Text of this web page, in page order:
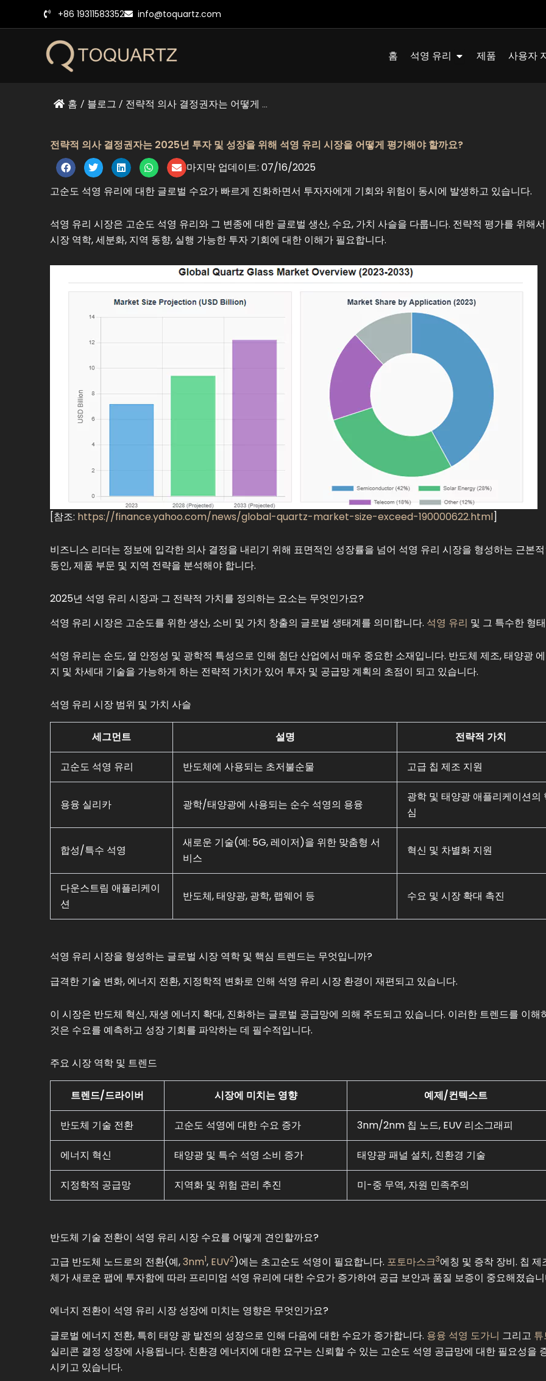
+86 19311583352 info@toquartz.com
홈 석영 유리 Quartz Glass 열기
제품 사용자
홈 / 블로그 / 전략적 의사 결정권자는 어떻게 ...
전략적 의사 결정권자는 2025년 투자 및 성장을 위해 석영 유리 시장을 어떻게 평가해야 할까요?
마지막 업데이트: 07/16/2025
고순도 석영 유리에 대한 글로벌 수요가 빠르게 진화하면서 투자자에게 기회와 위험이 동시에 발생하고 있습니다.
석영 유리 시장은 고순도 석영 유리와 그 변종에 대한 글로벌 생산, 수요, 가치 사슬을 다룹니다. 전략적 평가를 위해
시장 역학, 세분화, 지역 동향, 실행 가능한 투자 기회에 대한 이해가 필요합니다.
[참조: https://finance.yahoo.com/news/global-quartz-market-size-exceed-190000622.html]
비즈니스 리더는 정보에 입각한 의사 결정을 내리기 위해 표면적인 성장률을 넘어 석영 유리 시장을 형성하는 근본
동인, 제품 부문 및 지역 전략을 분석해야 합니다.
2025년 석영 유리 시장과 그 전략적 가치를 정의하는 요소는 무엇인가요?
석영 유리 시장은 고순도를 위한 생산, 소비 및 가치 창출의 글로벌 생태계를 의미합니다. 석영 유리 및 그 특수한 형
석영 유리는 순도, 열 안정성 및 광학적 특성으로 인해 첨단 산업에서 매우 중요한 소재입니다. 반도체 제조, 태양광
지 및 차세대 기술을 가능하게 하는 전략적 가치가 있어 투자 및 공급망 계획의 초점이 되고 있습니다.
석영 유리 시장 범위 및 가치 사슬
세그먼트 설명 전략적 가치
고순도 석영 유리 반도체에 사용되는 초저불순물 고급 칩 제조 지원
용융 실리카 광학/태양광에 사용되는 순수 석영의 용융
광학 및 태양광 애플리케이션의
심
합성/특수 석영
새로운 기술(예: 5G, 레이저)을 위한 맞춤형 서
비스
혁신 및 차별화 지원
다운스트림 애플리케이
션
반도체, 태양광, 광학, 랩웨어 등 수요 및 시장 확대 촉진
석영 유리 시장을 형성하는 글로벌 시장 역학 및 핵심 트렌드는 무엇입니까?
급격한 기술 변화, 에너지 전환, 지정학적 변화로 인해 석영 유리 시장 환경이 재편되고 있습니다.
이 시장은 반도체 혁신, 재생 에너지 확대, 진화하는 글로벌 공급망에 의해 주도되고 있습니다. 이러한 트렌드를 이해
것은 수요를 예측하고 성장 기회를 파악하는 데 필수적입니다.
주요 시장 역학 및 트렌드
트렌드/드라이버 시장에 미치는 영향 예제/컨텍스트
반도체 기술 전환 고순도 석영에 대한 수요 증가 3nm/2nm 칩 노드, EUV 리소그래피
에너지 혁신 태양광 및 특수 석영 소비 증가 태양광 패널 설치, 친환경 기술
지정학적 공급망 지역화 및 위험 관리 추진 미-중 무역, 자원 민족주의
반도체 기술 전환이 석영 유리 시장 수요를 어떻게 견인할까요?
고급 반도체 노드로의 전환(예,3nm1, EUV2)에는 초고순도 석영이 필요합니다. 포토마스크3에칭 및 증착 장비. 칩 제
체가 새로운 팹에 투자함에 따라 프리미엄 석영 유리에 대한 수요가 증가하여 공급 보안과 품질 보증이 중요해졌습
에너지 전환이 석영 유리 시장 성장에 미치는 영향은 무엇인가요?
글로벌 에너지 전환, 특히 태양 광 발전의 성장으로 인해 다음에 대한 수요가 증가합니다. 용융 석영 도가니 그리고
실리콘 결정 성장에 사용됩니다. 친환경 에너지에 대한 요구는 신뢰할 수 있는 고순도 석영 공급망에 대한 필요성을
시키고 있습니다.